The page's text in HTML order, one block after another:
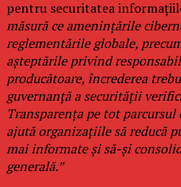
pentru securitatea
măsură ce amenințările
reglementările globale,
așteptările privind
producătoare, încrederea
guvernanță a securității
Transparența pe tot
ajută organizațiile să reducă
mai informate și să-și
generală.”